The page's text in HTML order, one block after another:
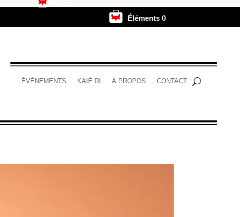
. Éléments 0
ÉVÉNEMENTS KAIÉ:RI À PROPOS CONTACT